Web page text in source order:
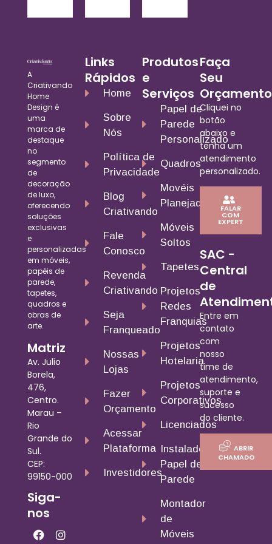
A
Criativando
Home
Design é
uma
marca de
destaque
no
segmento
de
decoração
de luxo,
oferecendo
soluções
exclusivas
e
personalizadas
em móveis,
papéis de
parede,
tapetes,
quadros e
obras de
arte.
Matriz
Av. Julio
Borela,
476,
Centro.
Marau –
Rio
Grande do
Sul.
CEP:
99150-000
Siga-
nos
Links
Rápidos
Home
Sobre
Nós
Política de
Privacidade
Blog
Criativando
Fale
Conosco
Revenda
Criativando
Seja
Franqueado
Nossas
Lojas
Fazer
Orçamento
Acessar
Plataforma
Investidores
Produtos
e
Serviços
Papel de
Parede
Personalizado
Quadros
Movéis
Planejados
Móveis
Soltos
Tapetes
Projetos
Redes
Franquias
Projetos
Hotelaria
Projetos
Corporativos
Licenciados
Instalador
Papel de
Parede
Montador
de
Móveis
Faça
Seu
Orçamento
Cliquei no
botão
abaixo e
tenha um
atendimento
personalizado.
FALAR
COM
EXPERT
SAC -
Central
de
Entre em
contato
com
nosso
time de
atendimento,
suporte e
sucesso
do cliente.
ABRIR
CHAMADO